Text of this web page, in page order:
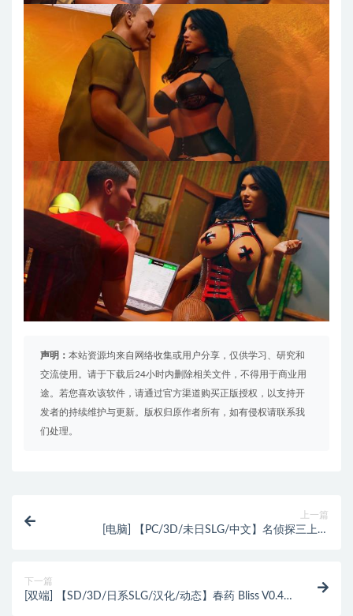
声明： 本站资源均来自网络收集或用户分享，仅供学习、研究和
交流使用。请于下载后24小时内删除相关文件，不得用于商业用
途。若您喜欢该软件，请通过官方渠道购买正版授权，以支持开
发者的持续维护与更新。版权归原作者所有，如有侵权请联系我
们处理。
上一篇
[电脑] 【PC/3D/未日SLG/中文】名侦探三上悠
下一篇
[双端] 【SD/3D/日系SLG/汉化/动态】春药 Bliss V0.4.2